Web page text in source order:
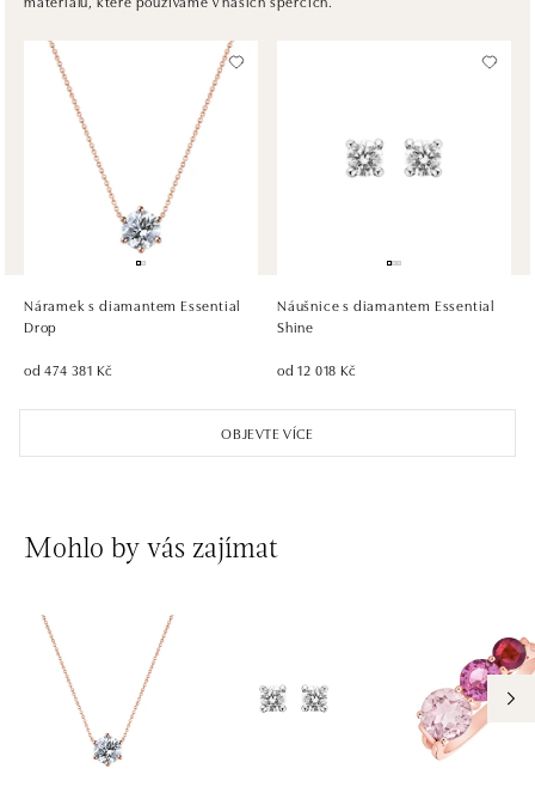
HALADA OC Avion, Bratislava
Ivanská cesta 16, 821 04 Bratislava
tel.: +421 917 090 372
dnes otevřeno od 10:00
HALADA OC Eurovea, Bratislava
Pribinova 8, 811 09 Bratislava
dnes otevřeno od 10:00
OBJEVTE VÍCE
Náramek s diamantem Essential
Drop
od 474 381 Kč
Náušnice s diamantem Essential
Shine
od 12 018 Kč
Mohlo by vás zajímat